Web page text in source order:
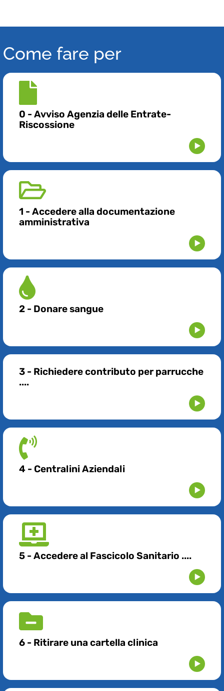
Come fare per
0 - Avviso Agenzia delle Entrate-
Riscossione
1 - Accedere alla documentazione
amministrativa
2 - Donare sangue
3 - Richiedere contributo per parrucche
....
4 - Centralini Aziendali
5 - Accedere al Fascicolo Sanitario ....
6 - Ritirare una cartella clinica